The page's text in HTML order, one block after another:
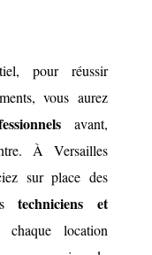
pour réussir
vous aurez
avant,
À Versailles
sur place des
techniciens et
chaque location